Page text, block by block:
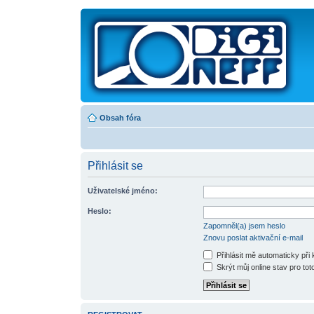
Obsah fóra
Přihlásit se
Uživatelské jméno:
Heslo:
Zapomněl(a) jsem heslo
Znovu poslat aktivační e-mail
Přihlásit mě automaticky při
Skrýt můj online stav pro